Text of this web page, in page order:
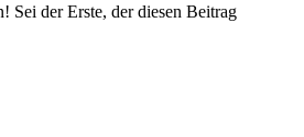
Sei der Erste, der diesen Beitrag